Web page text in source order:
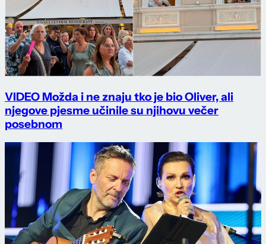
VIDEO Možda i ne znaju tko je bio Oliver, ali
njegove pjesme učinile su njihovu večer
posebnom